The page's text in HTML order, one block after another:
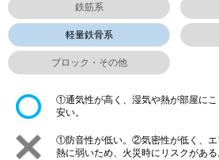
鉄筋系
軽量鉄骨系
ブロック・その他
①通気性が高く、湿気や熱が部屋に
安い。
①防音性が低い。②気密性が低く、
熱に弱いため、火災時にリスクがある